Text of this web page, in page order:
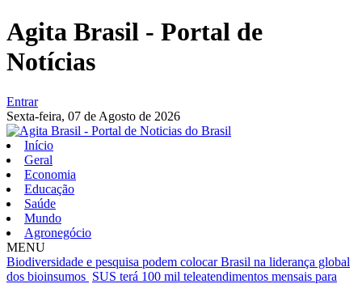
Agita Brasil - Portal de
Notícias
Entrar
Sexta-feira, 07 de Agosto de 2026
Início
Geral
Economia
Educação
Saúde
Mundo
Agronegócio
MENU
Biodiversidade e pesquisa podem colocar Brasil na liderança global
dos bioinsumos SUS terá 100 mil teleatendimentos mensais para